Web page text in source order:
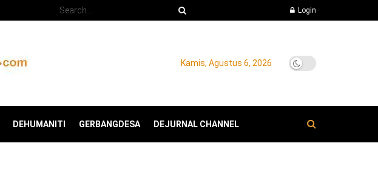
Login
Kamis, Agustus 6, 2026
DEHUMANITI GERBANGDESA DEJURNAL CHANNEL